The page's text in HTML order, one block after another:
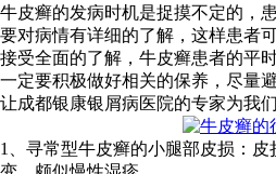
牛皮癣的发病时机是捉摸不定的，
要对病情有详细的了解，这样患者
接受全面的了解，牛皮癣患者的平
一定要积极做好相关的保养，尽量
让成都银康银屑病医院的专家为我
1、寻常型牛皮癣的小腿部皮损：